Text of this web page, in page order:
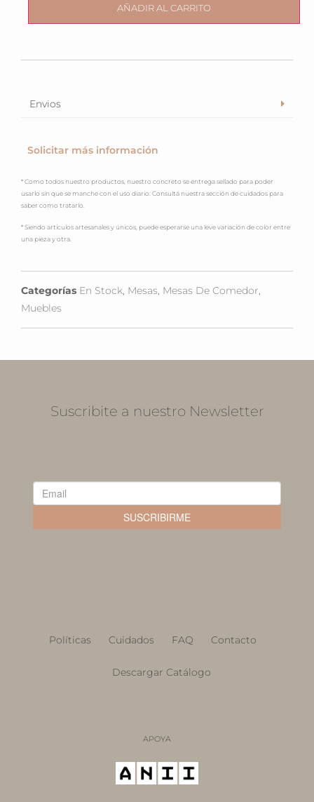
AÑADIR AL CARRITO
Envios
Solicitar más información
* Como todos nuestro productos, nuestro concreto se entrega sellado para poder
usarlo sin que se manche con el uso diario. Consultá nuestra sección de cuidados para
saber como tratarlo.
* Siendo artículos artesanales y únicos, puede esperarse una leve variación de color entre
una pieza y otra.
Categorías En Stock, Mesas, Mesas De Comedor,
Muebles
Suscribite a nuestro Newsletter
Políticas Cuidados FAQ Contacto
Descargar Catálogo
APOYA